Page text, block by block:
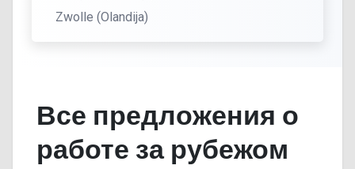
Zwolle (Olandija)
Все предложения о
работе за рубежом